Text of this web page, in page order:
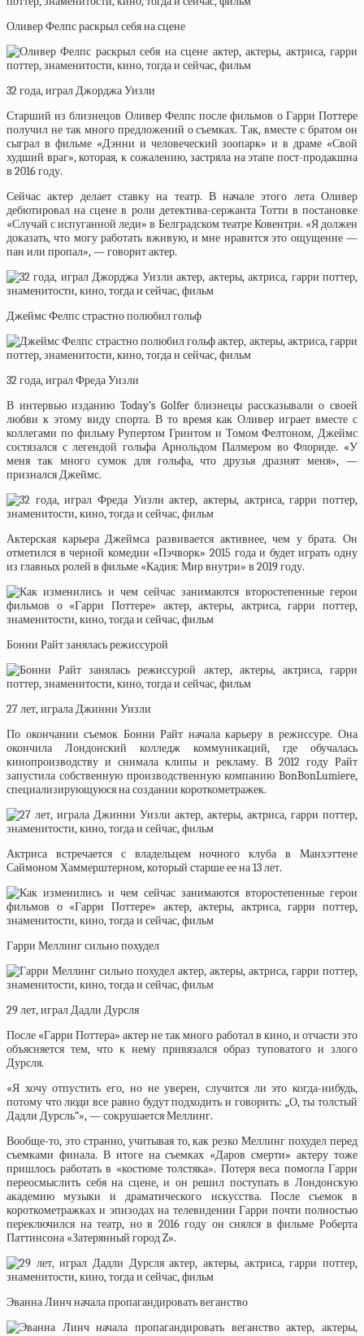
Оливер Фелпс раскрыл себя на сцене
32 года, играл Джорджа Уизли
Старший из близнецов Оливер Фелпс после фильмов о Гарри Поттере
получил не так много предложений о съемках. Так, вместе с братом он
сыграл в фильме «Дэнни и человеческий зоопарк» и в драме «Свой
худший враг», которая, к сожалению, застряла на этапе пост-продакшна
в 2016 году.
Сейчас актер делает ставку на театр. В начале этого лета Оливер
дебютировал на сцене в роли детектива-сержанта Тотти в постановке
«Случай с испуганной леди» в Белградском театре Ковентри. «Я должен
доказать, что могу работать вживую, и мне нравится это ощущение —
пан или пропал», — говорит актер.
Джеймс Фелпс страстно полюбил гольф
32 года, играл Фреда Уизли
В интервью изданию Today’s Golfer близнецы рассказывали о своей
любви к этому виду спорта. В то время как Оливер играет вместе с
коллегами по фильму Рупертом Гринтом и Томом Фелтоном, Джеймс
состязался с легендой гольфа Арнольдом Палмером во Флориде. «У
меня так много сумок для гольфа, что друзья дразнят меня», —
признался Джеймс.
Актерская карьера Джеймса развивается активнее, чем у брата. Он
отметился в черной комедии «Пэчворк» 2015 года и будет играть одну
из главных ролей в фильме «Кадия: Мир внутри» в 2019 году.
Бонни Райт занялась режиссурой
27 лет, играла Джинни Уизли
По окончании съемок Бонни Райт начала карьеру в режиссуре. Она
окончила Лондонский колледж коммуникаций, где обучалась
кинопроизводству и снимала клипы и рекламу. В 2012 году Райт
запустила собственную производственную компанию BonBonLumiere,
специализирующуюся на создании короткометражек.
Актриса встречается с владельцем ночного клуба в Манхэттене
Саймоном Хаммерштерном, который старше ее на 13 лет.
Гарри Меллинг сильно похудел
29 лет, играл Дадли Дурсля
После «Гарри Поттера» актер не так много работал в кино, и отчасти это
объясняется тем, что к нему привязался образ туповатого и злого
Дурсля.
«Я хочу отпустить его, но не уверен, случится ли это когда-нибудь,
потому что люди все равно будут подходить и говорить: „О, ты толстый
Дадли Дурсль“», — сокрушается Меллинг.
Вообще-то, это странно, учитывая то, как резко Меллинг похудел перед
съемками финала. В итоге на съемках «Даров смерти» актеру тоже
пришлось работать в «костюме толстяка». Потеря веса помогла Гарри
переосмыслить себя на сцене, и он решил поступать в Лондонскую
академию музыки и драматического искусства. После съемок в
короткометражках и эпизодах на телевидении Гарри почти полностью
переключился на театр, но в 2016 году он снялся в фильме Роберта
Паттинсона «Затерянный город Z».
Эванна Линч начала пропагандировать веганство